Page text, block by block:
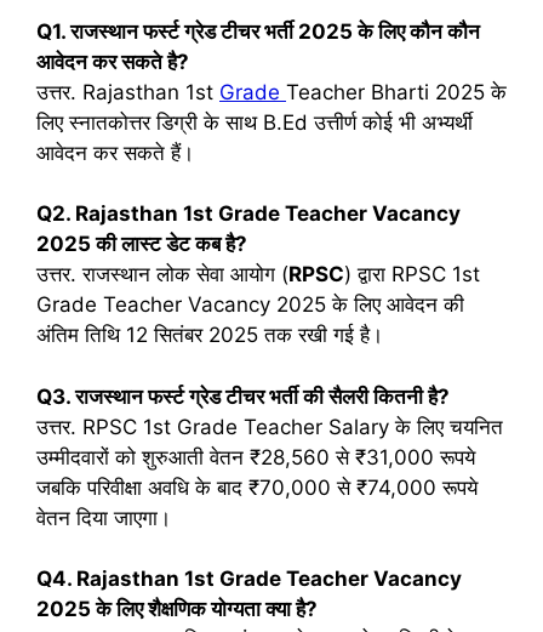
Q1.राजस्थान फर्स्ट ग्रेड टीचर भर्ती 2025 के लिए कौन कौन
आवेदन कर सकते है?
उत्तर. Rajasthan 1st Grade Teacher Bharti 2025 के
लिए स्नातकोत्तर डिग्री के साथ B.Ed उत्तीर्ण कोई भी अभ्यर्थी
आवेदन कर सकते हैं।
Q2. Rajasthan 1st Grade Teacher Vacancy
2025 की लास्ट डेट कब है?
उत्तर. राजस्थान लोक सेवा आयोग (RPSC) द्वारा RPSC 1st
Grade Teacher Vacancy 2025 के लिए आवेदन की
अंतिम तिथि 12 सितंबर 2025 तक रखी गई है।
Q3. राजस्थान फर्स्ट ग्रेड टीचर भर्ती की सैलरी कितनी है?
उत्तर. RPSC 1st Grade Teacher Salary के लिए चयनित
उम्मीदवारों को शुरुआती वेतन ₹28,560 से ₹31,000 रूपये
जबकि परिवीक्षा अवधि के बाद ₹70,000 से ₹74,000 रूपये
वेतन दिया जाएगा।
Q4. Rajasthan 1st Grade Teacher Vacancy
2025 के लिए शैक्षणिक योग्यता क्या है?